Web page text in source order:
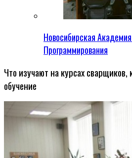
Новосибирская
Программирования
Что изучают на курсах сварщиков,
обучение